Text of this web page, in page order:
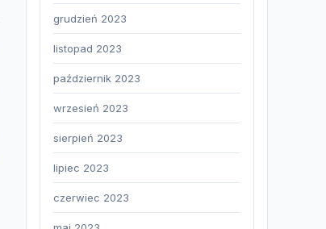
grudzień 2023
listopad 2023
październik 2023
wrzesień 2023
sierpień 2023
lipiec 2023
czerwiec 2023